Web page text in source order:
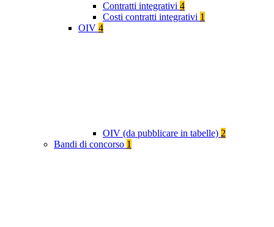
Contratti integrativi 4
Costi contratti integrativi 1
OIV 4
OIV (da pubblicare in tabelle) 2
Bandi di concorso 1